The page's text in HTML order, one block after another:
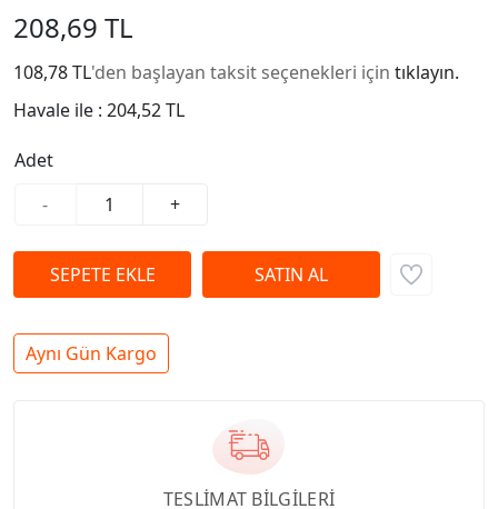
208,69 TL
108,78 TL'den başlayan taksit seçenekleri için tıklayın.
Havale ile : 204,52 TL
Adet
-
+
Aynı Gün Kargo
TESLİMAT BİLGİLERİ